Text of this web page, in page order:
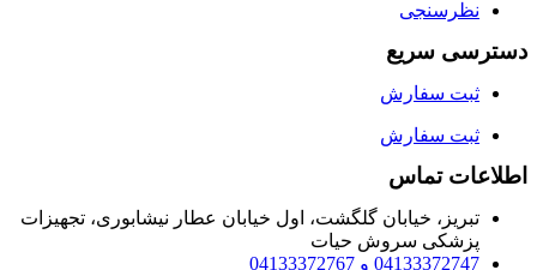
نظرسنجی
دسترسی سریع
ثبت سفارش
ثبت سفارش
اطلاعات تماس
تبریز، خیابان گلگشت، اول خیابان عطار نیشابوری، تجهیزات
پزشکی سروش حیات
04133372747 و 04133372767